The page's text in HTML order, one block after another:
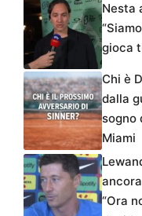
Nesta
gioca
Chi è
dalla
sogno
Miami
“Ora